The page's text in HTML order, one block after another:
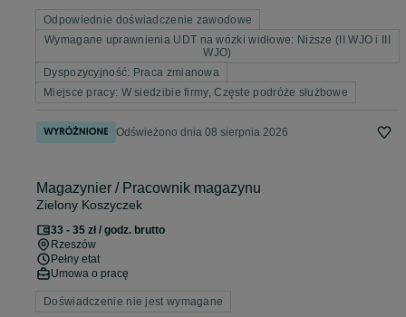
Odpowiednie doświadczenie zawodowe
Wymagane uprawnienia UDT na wózki widłowe: Niższe (II WJO i III
WJO)
Dyspozycyjność: Praca zmianowa
Miejsce pracy: W siedzibie firmy, Częste podróże służbowe
Odświeżono dnia 08 sierpnia 2026
Magazynier / Pracownik magazynu
Zielony Koszyczek
33 - 35 zł / godz. brutto
Rzeszów
Pełny etat
Umowa o pracę
Doświadczenie nie jest wymagane